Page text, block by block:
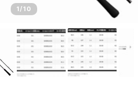
1/10